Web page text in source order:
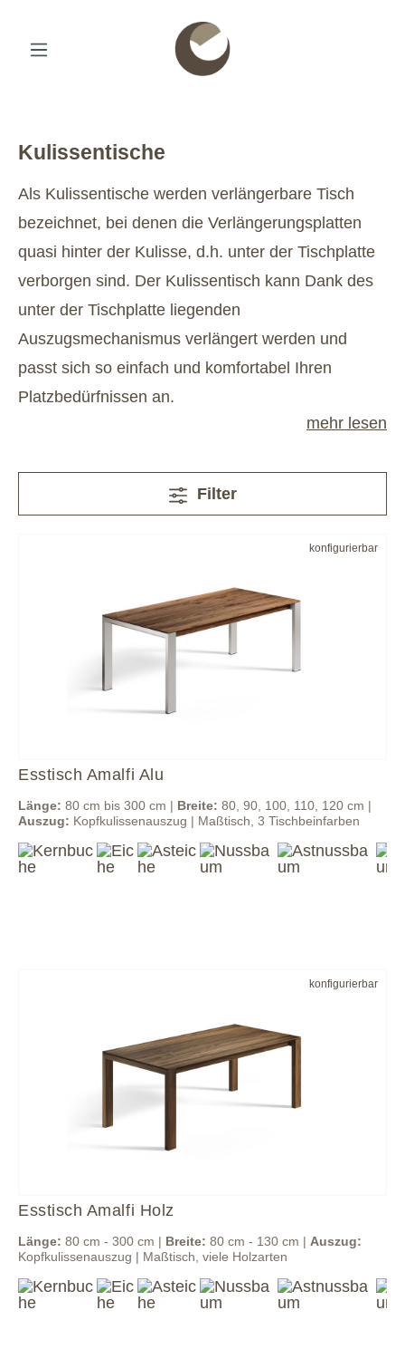
Kulissentische
Als Kulissentische werden verlängerbare Tisch
bezeichnet, bei denen die Verlängerungsplatten
quasi hinter der Kulisse, d.h. unter der Tischplatte
verborgen sind. Der Kulissentisch kann Dank des
unter der Tischplatte liegenden
Auszugsmechanismus verlängert werden und
passt sich so einfach und komfortabel Ihren
Platzbedürfnissen an.
mehr lesen
Filter
konfigurierbar
Esstisch Amalfi Alu
Länge: 80 cm bis 300 cm | Breite: 80, 90, 100, 110, 120 cm |
Auszug: Kopfkulissenauszug | Maßtisch, 3 Tischbeinfarben
konfigurierbar
Esstisch Amalfi Holz
Länge: 80 cm - 300 cm | Breite: 80 cm - 130 cm | Auszug:
Kopfkulissenauszug | Maßtisch, viele Holzarten